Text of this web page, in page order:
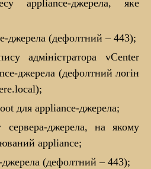
appliance-джерела, яке
джерела (дефолтний – 443);
адміністратора vCenter
джерела (дефолтний логін
для appliance-джерела;
джерела, на якому
appliance;
(дефолтний – 443);